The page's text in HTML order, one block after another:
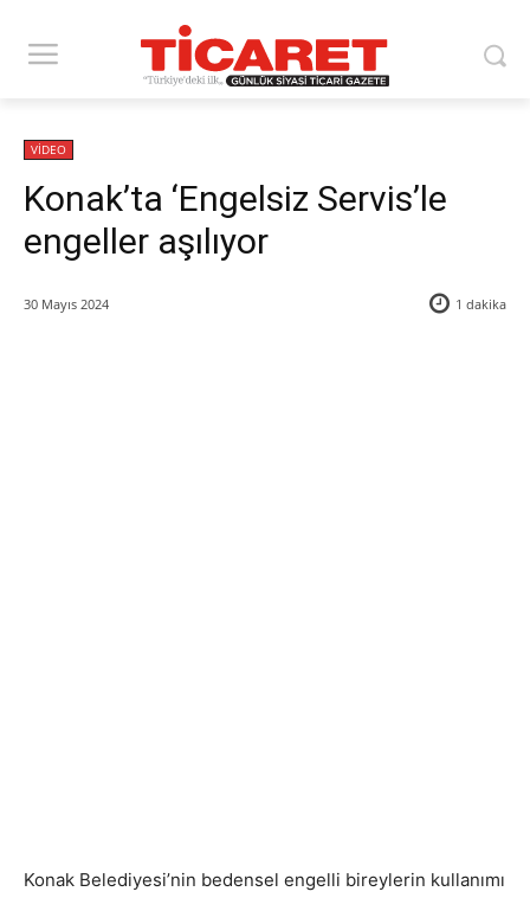
VİDEO
Konak’ta ‘Engelsiz Servis’le
engeller aşılıyor
30 Mayıs 2024 1 dakika
Konak Belediyesi’nin bedensel engelli bireylerin kullanımı